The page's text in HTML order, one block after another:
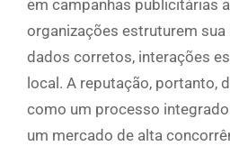
em campanhas publicitárias
organizações estruturem
dados corretos, interações
local. A reputação, portanto,
como um processo
um mercado de alta